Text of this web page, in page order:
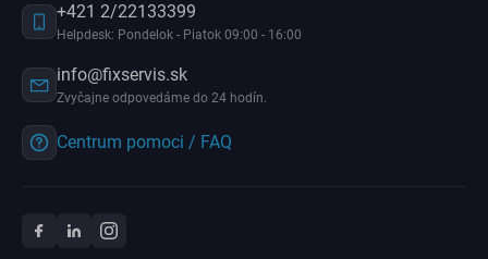
+421 2/22133399
Helpdesk: Pondelok - Piatok 09:00 - 16:00
info@fixservis.sk
Zvyčajne odpovedáme do 24 hodín.
Centrum pomoci / FAQ